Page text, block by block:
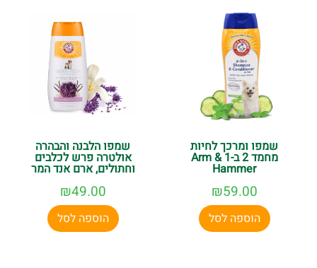
שמפו ומרכך לחיות
מחמד 2 ב-1 Arm &
Hammer
₪59.00
הוספה לסל
שמפו הלבנה והבהרה
אולטרה פרש לכלבים
וחתולים, ארם אנד המר
₪49.00
הוספה לסל